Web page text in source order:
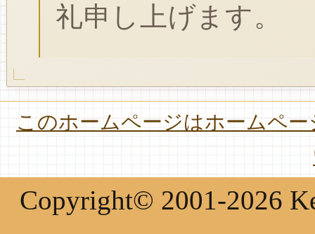
礼申し上げます。
このホームページはホームペ
Copyright© 2001-2026